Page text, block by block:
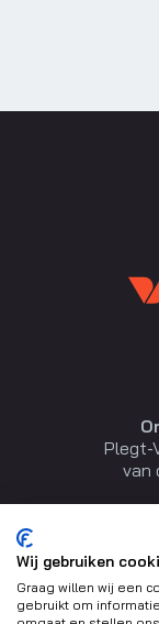
Plegt-
van
Wij gebruiken
Graag willen wij een
gebruikt om